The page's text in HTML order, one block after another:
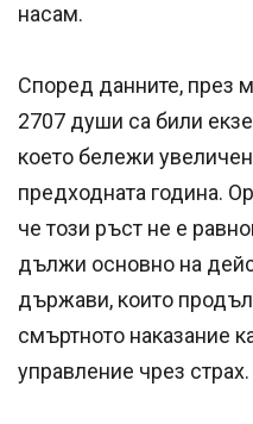
насам.
Според данните, през
2707 души са били
което бележи
предходната година.
че този ръст не е
дължи основно на
държави, които
смъртното наказание
управление чрез страх.